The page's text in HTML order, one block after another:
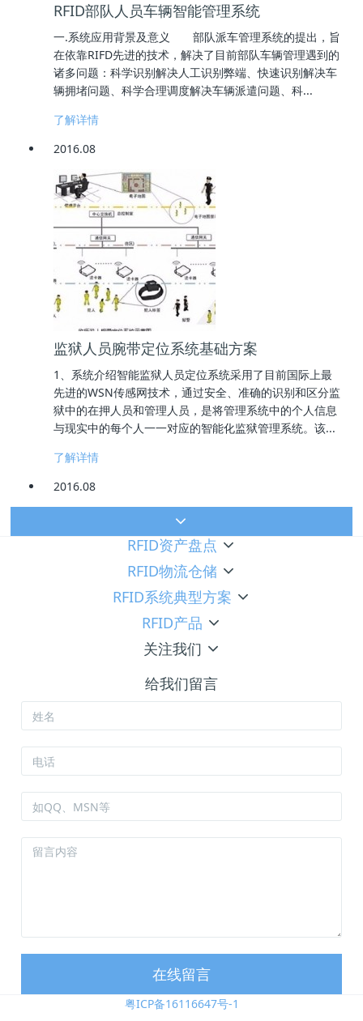
RFID部队人员车辆智能管理系统
一.系统应用背景及意义 部队派车管理系统的提出，旨
在依靠RIFD先进的技术，解决了目前部队车辆管理遇到的
诸多问题：科学识别解决人工识别弊端、快速识别解决车
辆拥堵问题、科学合理调度解决车辆派遣问题、科...
了解详情
2016.08
监狱人员腕带定位系统基础方案
1、系统介绍智能监狱人员定位系统采用了目前国际上最
先进的WSN传感网技术，通过安全、准确的识别和区分监
狱中的在押人员和管理人员，是将管理系统中的个人信息
与现实中的每个人一一对应的智能化监狱管理系统。该...
了解详情
2016.08
RFID资产盘点
RFID物流仓储
RFID系统典型方案
RFID产品
关注我们
给我们留言
在线留言
粤ICP备16116647号-1